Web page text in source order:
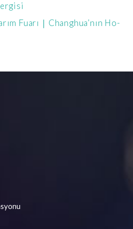
Fuarı｜Changhua’nın Ho-